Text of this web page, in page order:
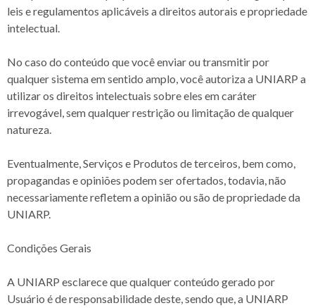
leis e regulamentos aplicáveis a direitos autorais e propriedade
intelectual.
No caso do conteúdo que você enviar ou transmitir por
qualquer sistema em sentido amplo, você autoriza a UNIARP a
utilizar os direitos intelectuais sobre eles em caráter
irrevogável, sem qualquer restrição ou limitação de qualquer
natureza.
Eventualmente, Serviços e Produtos de terceiros, bem como,
propagandas e opiniões podem ser ofertados, todavia, não
necessariamente refletem a opinião ou são de propriedade da
UNIARP.
Condições Gerais
A UNIARP esclarece que qualquer conteúdo gerado por
Usuário é de responsabilidade deste, sendo que, a UNIARP